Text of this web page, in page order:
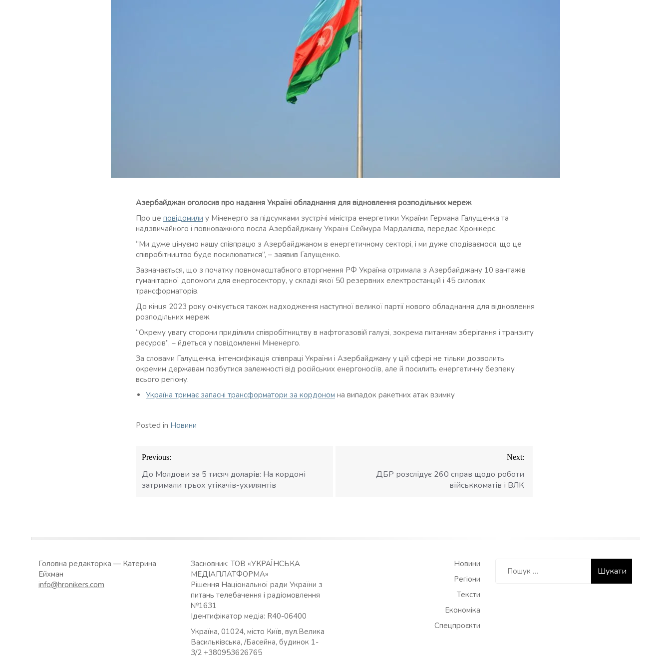
Азербайджан оголосив про надання Україні обладнання для відновлення розподільних мереж
Про це повідомили у Міненерго за підсумками зустрічі міністра енергетики України Германа Галущенка та
надзвичайного і повноважного посла Азербайджану Україні Сеймура Мардалієва, передає Хронікерс.
“Ми дуже цінуємо нашу співпрацю з Азербайджаном в енергетичному секторі, і ми дуже сподіваємося, що це
співробітництво буде посилюватися”, – заявив Галущенко.
Зазначається, що з початку повномасштабного вторгнення РФ Україна отримала з Азербайджану 10 вантажів
гуманітарної допомоги для енергосектору, у складі якої 50 резервних електростанцій і 45 силових
трансформаторів.
До кінця 2023 року очікується також надходження наступної великої партії нового обладнання для відновлення
розподільних мереж.
“Окрему увагу сторони приділили співробітництву в нафтогазовій галузі, зокрема питанням зберігання і транзиту
ресурсів”, – йдеться у повідомленні Міненерго.
За словами Галущенка, інтенсифікація співпраці України і Азербайджану у цій сфері не тільки дозволить
окремим державам позбутися залежності від російських енергоносіїв, але й посилить енергетичну безпеку
всього регіону.
Україна тримає запасні трансформатори за кордоном на випадок ракетних атак взимку
Posted in Новини
Навігація
записів
Previous:
До Молдови за 5 тисяч доларів: На кордоні
затримали трьох утікачів-ухилянтів
Next:
ДБР розслідує 260 справ щодо роботи
військкоматів і ВЛК
Головна редакторка — Катерина
Ейхман
info@hronikers.com
Засновник: ТОВ «УКРАЇНСЬКА
МЕДІАПЛАТФОРМА»
Рішення Національної ради України з
питань телебачення і радіомовлення
№1631
Ідентифікатор медіа: R40-06400
Україна, 01024, місто Київ, вул.Велика
Васильківська, /Басейна, будинок 1-
3/2 +380953626765
Новини
Регіони
Тексти
Економіка
Спецпроєкти